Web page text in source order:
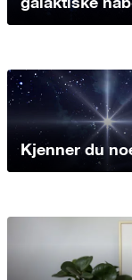
Kjenner du